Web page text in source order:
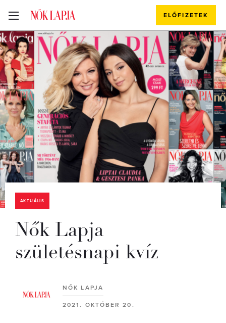
ELŐFIZETEK
AKTUÁLIS
Nők Lapja
születésnapi kvíz
NŐK LAPJA
2021. OKTÓBER 20.